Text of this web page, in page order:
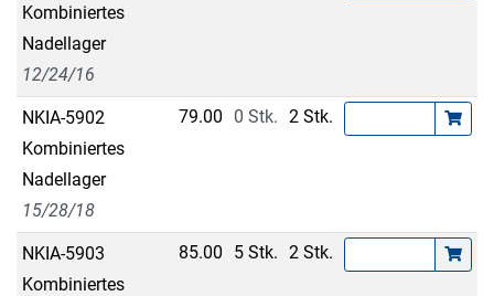
Kombiniertes
Nadellager
12/24/16
NKIA-5902
Kombiniertes
Nadellager
15/28/18
79.00 0 Stk. 2 Stk.
NKIA-5903
Kombiniertes
85.00 5 Stk. 2 Stk.